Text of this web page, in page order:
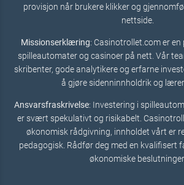
provisjon når brukere klikker og
nettside.
Missionserklæring: Casinotrollet.com er
spilleautomater og casinoer på nett. Vår
skribenter, gode analytikere og erfarne
å gjøre sidenninnholdrik og
Ansvarsfraskrivelse: Investering i
er svært spekulativt og risikabelt.
økonomisk rådgivning, innholdet vårt er
pedagogisk. Rådfør deg med en kvalifisert
økonomiske beslutninger.